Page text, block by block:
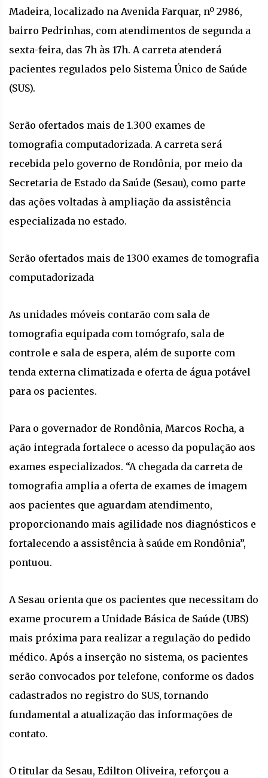
Madeira, localizado na Avenida Farquar, nº 2986,
bairro Pedrinhas, com atendimentos de segunda a
sexta-feira, das 7h às 17h. A carreta atenderá
pacientes regulados pelo Sistema Único de Saúde
(SUS).
Serão ofertados mais de 1.300 exames de
tomografia computadorizada. A carreta será
recebida pelo governo de Rondônia, por meio da
Secretaria de Estado da Saúde (Sesau), como parte
das ações voltadas à ampliação da assistência
especializada no estado.
Serão ofertados mais de 1300 exames de tomografia
computadorizada
As unidades móveis contarão com sala de
tomografia equipada com tomógrafo, sala de
controle e sala de espera, além de suporte com
tenda externa climatizada e oferta de água potável
para os pacientes.
Para o governador de Rondônia, Marcos Rocha, a
ação integrada fortalece o acesso da população aos
exames especializados. “A chegada da carreta de
tomografia amplia a oferta de exames de imagem
aos pacientes que aguardam atendimento,
proporcionando mais agilidade nos diagnósticos e
fortalecendo a assistência à saúde em Rondônia”,
pontuou.
A Sesau orienta que os pacientes que necessitam do
exame procurem a Unidade Básica de Saúde (UBS)
mais próxima para realizar a regulação do pedido
médico. Após a inserção no sistema, os pacientes
serão convocados por telefone, conforme os dados
cadastrados no registro do SUS, tornando
fundamental a atualização das informações de
contato.
O titular da Sesau, Edilton Oliveira, reforçou a